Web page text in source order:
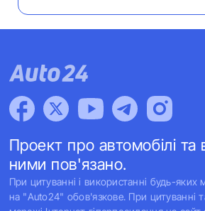
Проект про автомобілі
ними пов'язано.
При цитуванні і використанні будь-яких
на "Auto24" обов'язкове. При цитуванні